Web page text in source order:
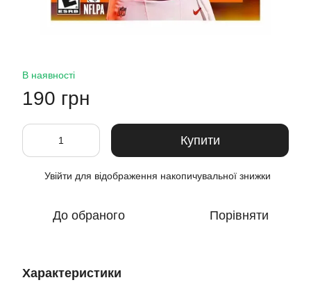
В наявності
190 грн
Купити
Увійти для відображення накопичувальної знижки
До обраного Порівняти
Характеристики